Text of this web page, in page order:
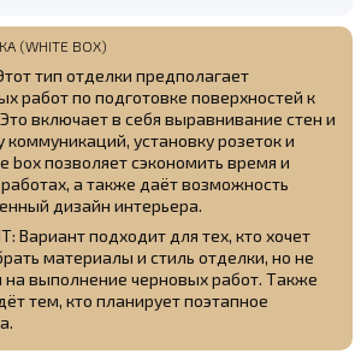
(WHITE BOX)
тип отделки предполагает
работ по подготовке поверхностей к
включает в себя выравнивание стен и
коммуникаций, установку розеток и
box позволяет сэкономить время и
а также даёт возможность
дизайн интерьера.
подходит для тех, кто хочет
материалы и стиль отделки, но не
на выполнение черновых работ. Также
тем, кто планирует поэтапное